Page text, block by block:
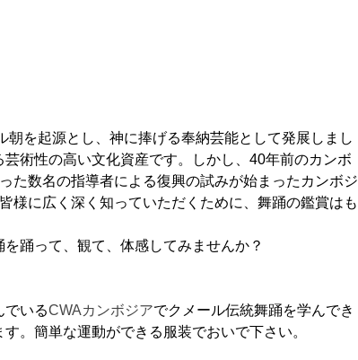
を起源とし、神に捧げる奉納芸能として発展しまし
術性の高い文化資産です。しかし、40年前のカンボ
た数名の指導者による復興の試みが始まったカンボジ
様に広く深く知っていただくために、舞踊の鑑賞はも
踊って、観て、体感してみませんか？
でいるCWAカンボジアでクメール伝統舞踊を学んでき
。簡単な運動ができる服装でおいで下さい。